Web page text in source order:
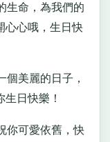
命，為我們的
心心哦，生日快
美麗的日子，
日快樂！
可愛依舊，快